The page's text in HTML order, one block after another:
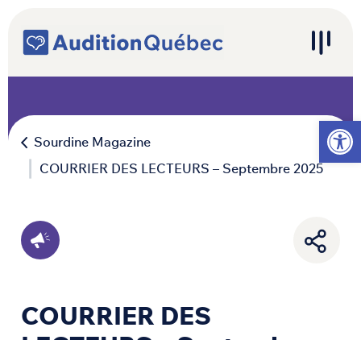
Ouvrir
Navigation principale
Sourdine Magazine
COURRIER DES LECTEURS – Septembre 2025
COURRIER DES